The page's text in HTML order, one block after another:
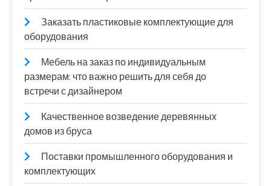
Заказать пластиковые комплектующие для
оборудования
Мебель на заказ по индивидуальным
размерам: что важно решить для себя до
встречи с дизайнером
Качественное возведение деревянных
домов из бруса
Поставки промышленного оборудования и
комплектующих